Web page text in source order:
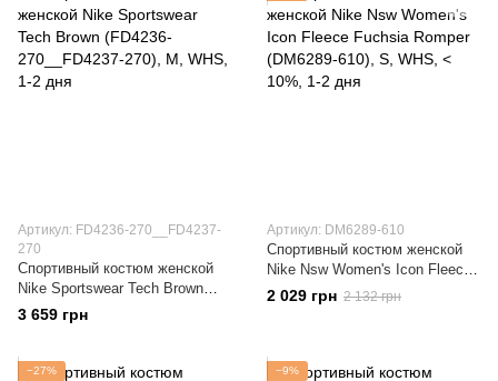
Артикул: FD4236-270__FD4237-
270
Спортивный костюм женской
Nike Sportswear Tech Brown
(FD4236-270__FD4237-270)
3 659 грн
Артикул: DM6289-610
Спортивный костюм женской
Nike Nsw Women's Icon Fleece
Fuchsia Romper (DM6289-610)
2 029 грн 2 132 грн
−27% −9%